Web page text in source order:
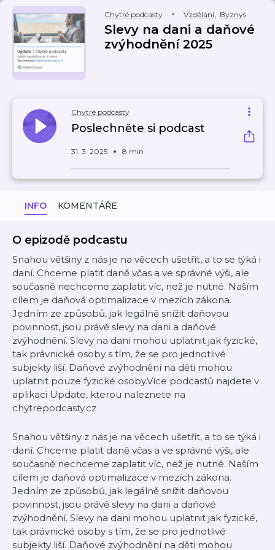
Chytré podcasty Vzdělání, Byznys
Slevy na dani a daňové
zvýhodnění 2025
Chytré podcasty
Poslechněte si podcast
31. 3. 2025 8 min
INFO KOMENTÁŘE
O epizodě podcastu
Snahou většiny z nás je na věcech ušetřit, a to se týká i
daní. Chceme platit daně včas a ve správné výši, ale
současně nechceme zaplatit víc, než je nutné. Naším
cílem je daňová optimalizace v mezích zákona.
Jedním ze způsobů, jak legálně snížit daňovou
povinnost, jsou právě slevy na dani a daňové
zvýhodnění. Slevy na dani mohou uplatnit jak fyzické,
tak právnické osoby s tím, že se pro jednotlivé
subjekty liší. Daňové zvýhodnění na děti mohou
uplatnit pouze fyzické osoby.Více podcastů najdete v
aplikaci Update, kterou naleznete na
chytrepodcasty.cz
Snahou většiny z nás je na věcech ušetřit, a to se týká i
daní. Chceme platit daně včas a ve správné výši, ale
současně nechceme zaplatit víc, než je nutné. Naším
cílem je daňová optimalizace v mezích zákona.
Jedním ze způsobů, jak legálně snížit daňovou
povinnost, jsou právě slevy na dani a daňové
zvýhodnění. Slevy na dani mohou uplatnit jak fyzické,
tak právnické osoby s tím, že se pro jednotlivé
subjekty liší. Daňové zvýhodnění na děti mohou